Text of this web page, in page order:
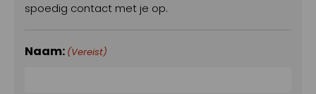
spoedig contact met je op.
Naam: (Vereist)